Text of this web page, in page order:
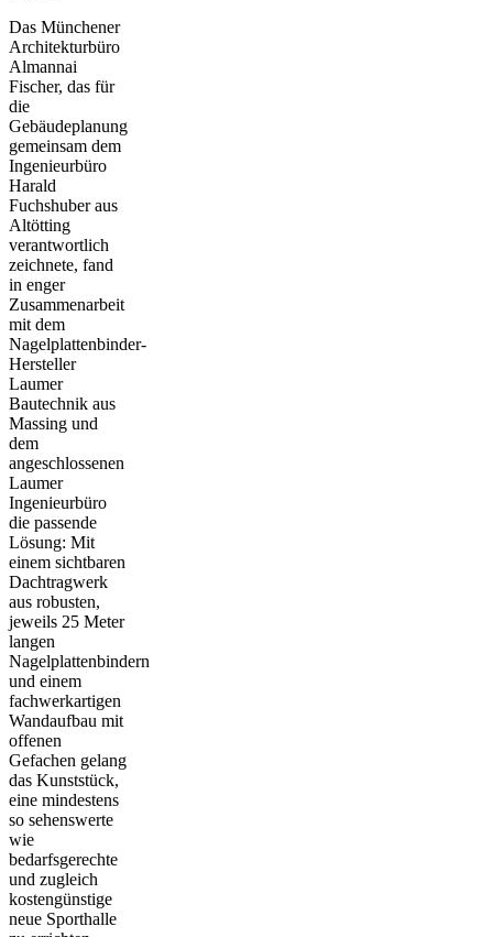
Das Münchener
Architekturbüro
Almannai
Fischer, das für
die
Gebäudeplanung
gemeinsam dem
Ingenieurbüro
Harald
Fuchshuber aus
Altötting
verantwortlich
zeichnete, fand
in enger
Zusammenarbeit
mit dem
Nagelplattenbinder-
Hersteller
Laumer
Bautechnik aus
Massing und
dem
angeschlossenen
Laumer
Ingenieurbüro
die passende
Lösung: Mit
einem sichtbaren
Dachtragwerk
aus robusten,
jeweils 25 Meter
langen
Nagelplattenbindern
und einem
fachwerkartigen
Wandaufbau mit
offenen
Gefachen gelang
das Kunststück,
eine mindestens
so sehenswerte
wie
bedarfsgerechte
und zugleich
kostengünstige
neue Sporthalle